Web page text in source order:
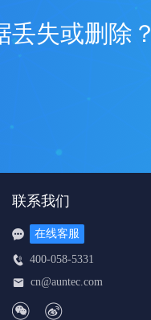
失或删除？
联系我们
 在线客服
 400-058-5331
 cn@auntec.com
 